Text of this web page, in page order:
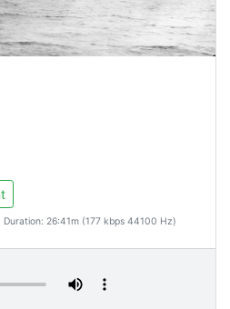
26:41m (177 kbps 44100 Hz)